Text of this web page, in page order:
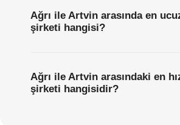
Ağrı ile Artvin arasında en
şirketi hangisi?
Ağrı ile Artvin arasındaki en
şirketi hangisidir?